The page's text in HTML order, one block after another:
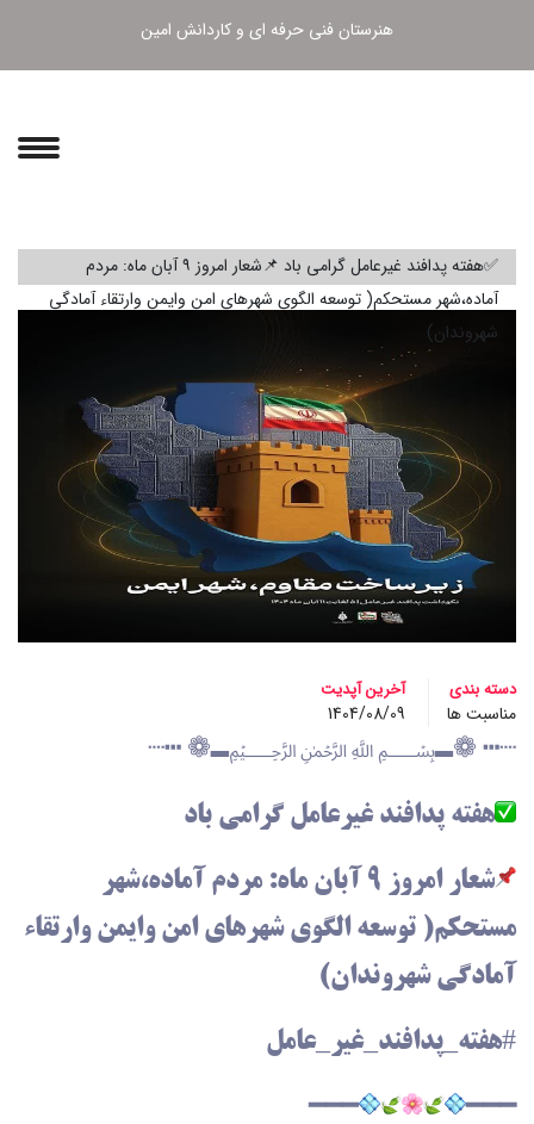
هنرستان فنی حرفه ای و کاردانش امین
✅هفته پدافند غیرعامل گرامی باد 📌شعار امروز ۹ آبان ماه: مردم
آماده،شهر مستحکم( توسعه الگوی شهرهای امن وایمن وارتقاء آمادگی
شهروندان)
دسته بندی
مناسبت ها
آخرین آپدیت
1404/08/09
┈┅ ❁ـ﷽ـ❁ ┅┈
هفته پدافند غیرعامل گرامی باد
شعار امروز ۹ آبان ماه: مردم آماده،شهر
مستحکم( توسعه الگوی شهرهای امن وایمن وارتقاء
آمادگی شهروندان)
#هفته_پدافند_غیر_عامل
━━━
━━━